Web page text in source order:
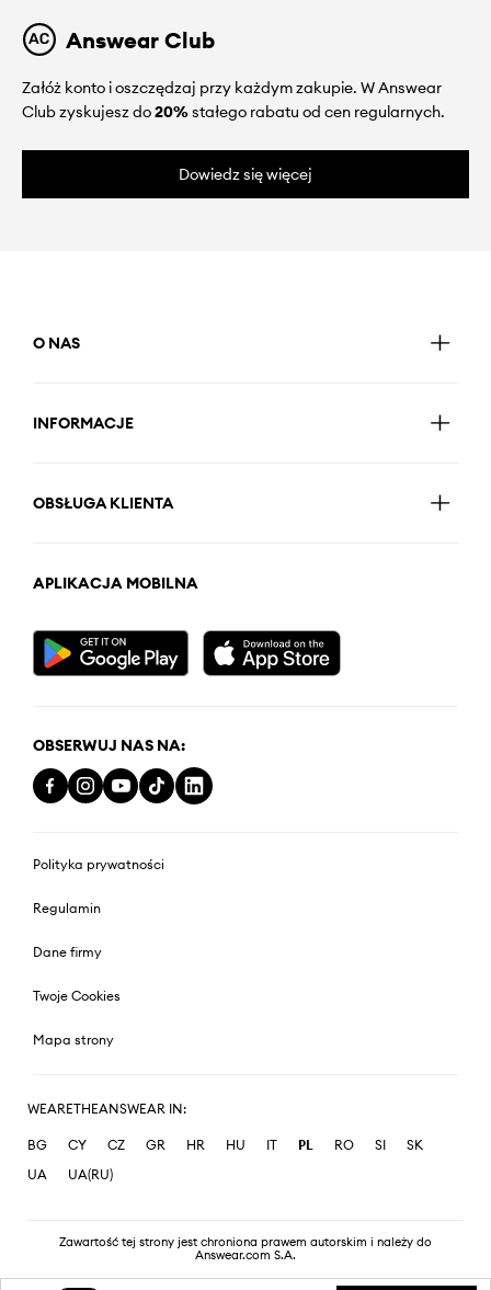
Answear Club
Załóż konto i oszczędzaj przy każdym zakupie. W Answear
Club zyskujesz do20%stałego rabatu od cen regularnych.
Dowiedz się więcej
O NAS
INFORMACJE
OBSŁUGA KLIENTA
APLIKACJA MOBILNA
OBSERWUJ NAS NA:
Polityka prywatności
Regulamin
Dane firmy
Twoje Cookies
Mapa strony
WEARETHEANSWEAR IN:
BG CY CZ GR HR HU IT PL RO SI
SK
UA
UA(RU)
Zawartość tej strony jest chroniona prawem autorskim i należy do
Answear.com S.A.